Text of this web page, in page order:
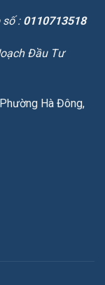
số : 0110713518
Đầu Tư
Hà Đông,